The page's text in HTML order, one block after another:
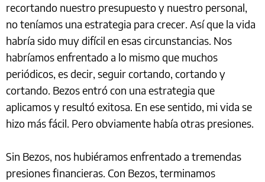
recortando nuestro presupuesto y nuestro personal,
no teníamos una estrategia para crecer. Así que la vida
habría sido muy difícil en esas circunstancias. Nos
habríamos enfrentado a lo mismo que muchos
periódicos, es decir, seguir cortando, cortando y
cortando. Bezos entró con una estrategia que
aplicamos y resultó exitosa. En ese sentido, mi vida se
hizo más fácil. Pero obviamente había otras presiones.
Sin Bezos, nos hubiéramos enfrentado a tremendas
presiones financieras. Con Bezos, terminamos